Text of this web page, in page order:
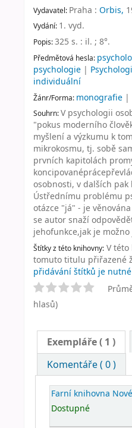
Vydavatel: Praha : Orbis,
Vydání: 1. vyd.
Popis:325 s. : il. ; 8°.
Předmětová hesla:
psychologie |
individuální
Žánr/Forma: monografie |
Souhrn:V psychologii
"pokus moderního
myšlení a výzkumu k
mikrokosmu, tj. sobě
prvních kapitolách
osobnosti, v dalších pak
Ústřednímu problému
otázce "já" - je
se autor snaží
jehofunkce,jak je
Štítky z této knihovny: V této
tomuto titulu přiřazené
přidávání štítků je
hlasů)
Exempláře( 1 )
Komentáře ( 0 )
Farní knihovna
Dostupné